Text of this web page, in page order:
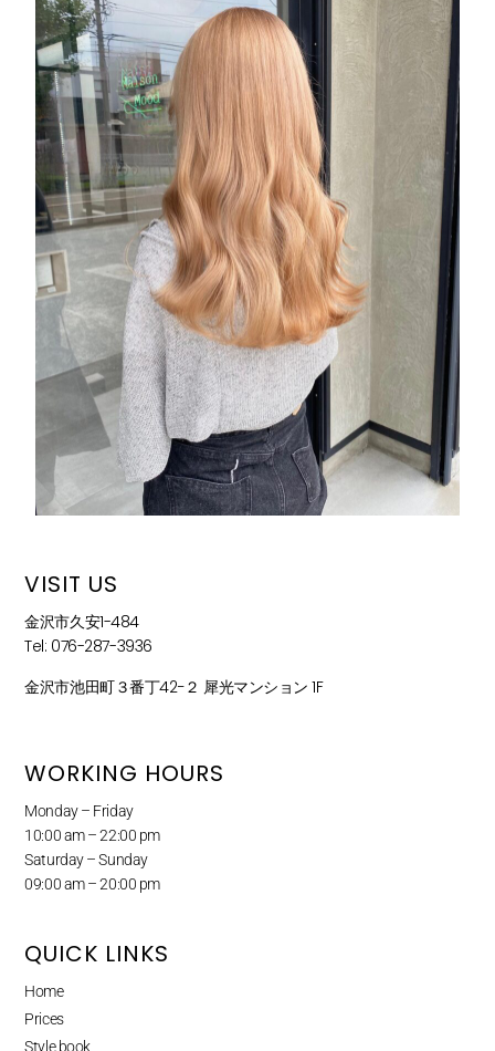
VISIT US
金沢市久安1-484
Tel: 076-287-3936
金沢市池田町３番丁42−２ 犀光マンション 1F
WORKING HOURS
Monday – Friday
10:00 am – 22:00 pm
Saturday – Sunday
09:00 am – 20:00 pm
QUICK LINKS
Home
Prices
Style book